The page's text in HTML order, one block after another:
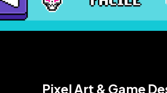
Pixel Art & Game